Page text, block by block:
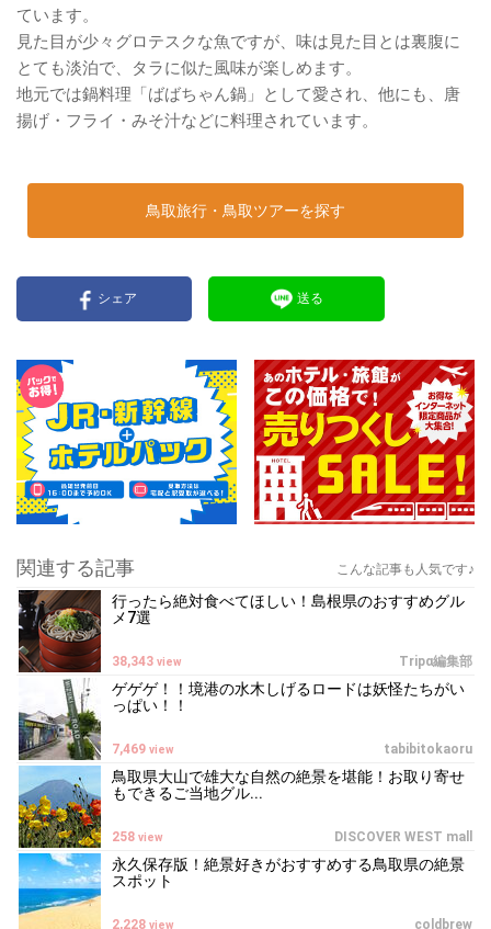
ています。
見た目が少々グロテスクな魚ですが、味は見た目とは裏腹に
とても淡泊で、タラに似た風味が楽しめます。
地元では鍋料理「ばばちゃん鍋」として愛され、他にも、唐
揚げ・フライ・みそ汁などに料理されています。
鳥取旅行・鳥取ツアーを探す
シェア 送る
関連する記事 こんな記事も人気です♪
行ったら絶対食べてほしい！島根県のおすすめグル
メ7選
Tripα編集部
38,343 view
ゲゲゲ！！境港の水木しげるロードは妖怪たちがい
っぱい！！
tabibitokaoru
7,469 view
鳥取県大山で雄大な自然の絶景を堪能！お取り寄せ
もできるご当地グル...
DISCOVER WEST mall
258 view
永久保存版！絶景好きがおすすめする鳥取県の絶景
スポット
coldbrew
2,228 view